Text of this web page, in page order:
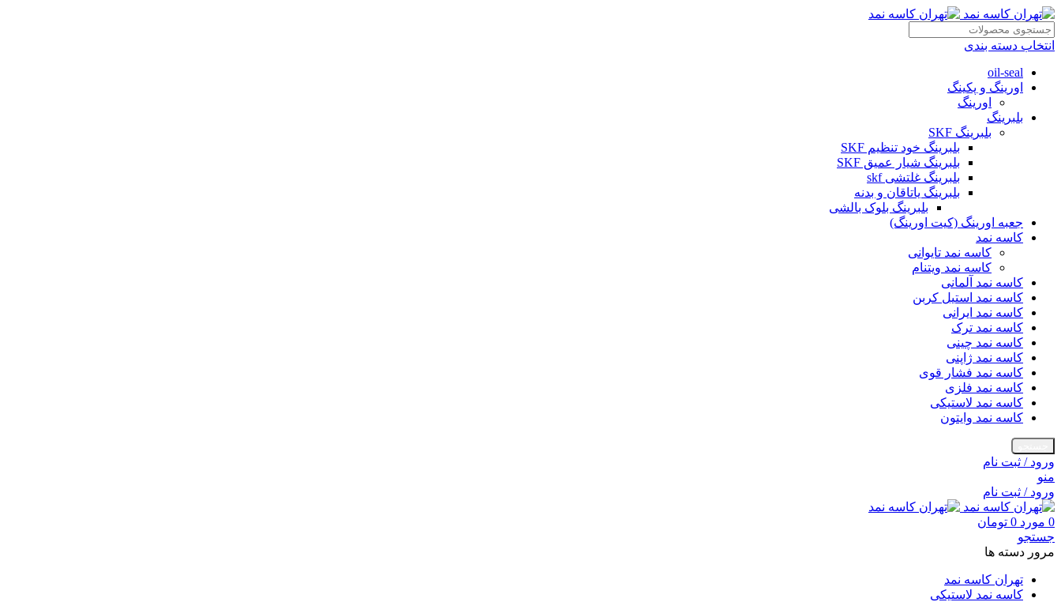
انتخاب دسته بندی
oil-seal
اورینگ و پکینگ
اورینگ
بلبرینگ
بلبرینگ SKF
بلبرینگ خود تنظیم SKF
بلبرینگ شیار عمیق SKF
بلبرینگ غلتشی skf
بلبرینگ یاتاقان و بدنه
بلبرینگ بلوک بالشی
جعبه اورینگ (کیت اورینگ)
کاسه نمد
کاسه نمد تایوانی
کاسه نمد ویتنام
کاسه نمد آلمانی
کاسه نمد استیل کربن
کاسه نمد ایرانی
کاسه نمد ترک
کاسه نمد چینی
کاسه نمد ژاپنی
کاسه نمد فشار قوی
کاسه نمد فلزی
کاسه نمد لاستیکی
کاسه نمد وایتون
ورود / ثبت نام
منو
ورود / ثبت نام
0 مورد 0 تومان
جستجو
مرور دسته ها
تهران کاسه نمد
کاسه نمد لاستیکی